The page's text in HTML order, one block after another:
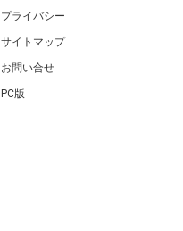
プライバシー
サイトマップ
お問い合せ
PC版